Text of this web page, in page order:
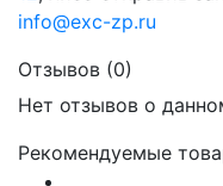
info@exc-zp.ru
Отзывов (0)
Нет отзывов о
Рекомендуемые